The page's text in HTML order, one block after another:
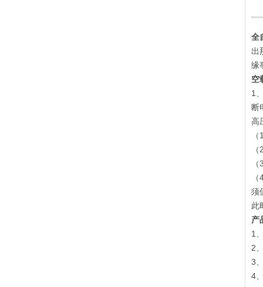
全
出
缘
空
1、
断
高
须
此
产
1
2
3
4